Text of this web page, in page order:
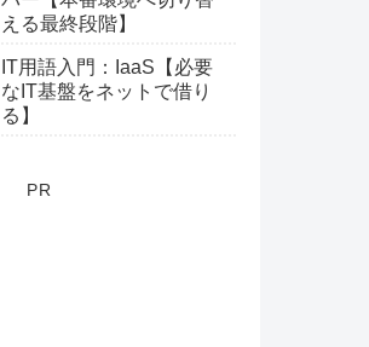
える最終段階】
IT用語入門：IaaS【必要
なIT基盤をネットで借り
る】
PR